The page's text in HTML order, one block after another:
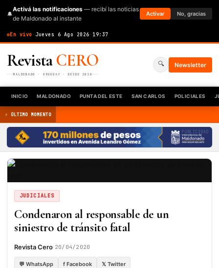
🔔
Activá las notificaciones — recibí las noticias
de Maldonado al instante
Activar No, gracias
En vivo · Jueves 6 Ago 2026 · 19:37
RevistaCERO
MALDONADO · URUGUAY · DESDE 2010
🔍 Newsletter
INICIO MALDONADO PUNTA DEL ESTE SAN CARLOS POLICIALES
⚡ ÚLTIMO MOMENTO
PUBLICIDAD
JUDICIALES
Condenaron al responsable de un
siniestro de tránsito fatal
Revista Cero·20/04/2020
💬 WhatsApp f Facebook 𝕏 Twitter